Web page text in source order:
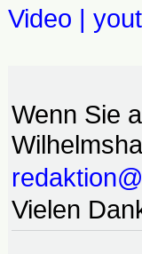
Video |
Wenn Sie
Vielen